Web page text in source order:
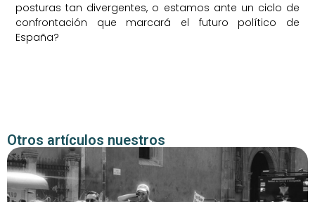
posturas tan divergentes, o estamos ante un ciclo de
confrontación que marcará el futuro político de
España?
Otros artículos nuestros